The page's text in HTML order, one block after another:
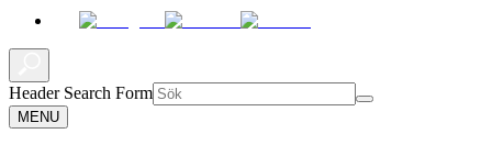
Header Search Form
MENU